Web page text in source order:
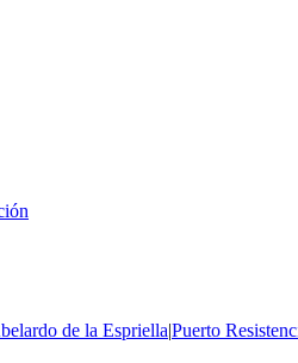
de la Espriella|Puerto